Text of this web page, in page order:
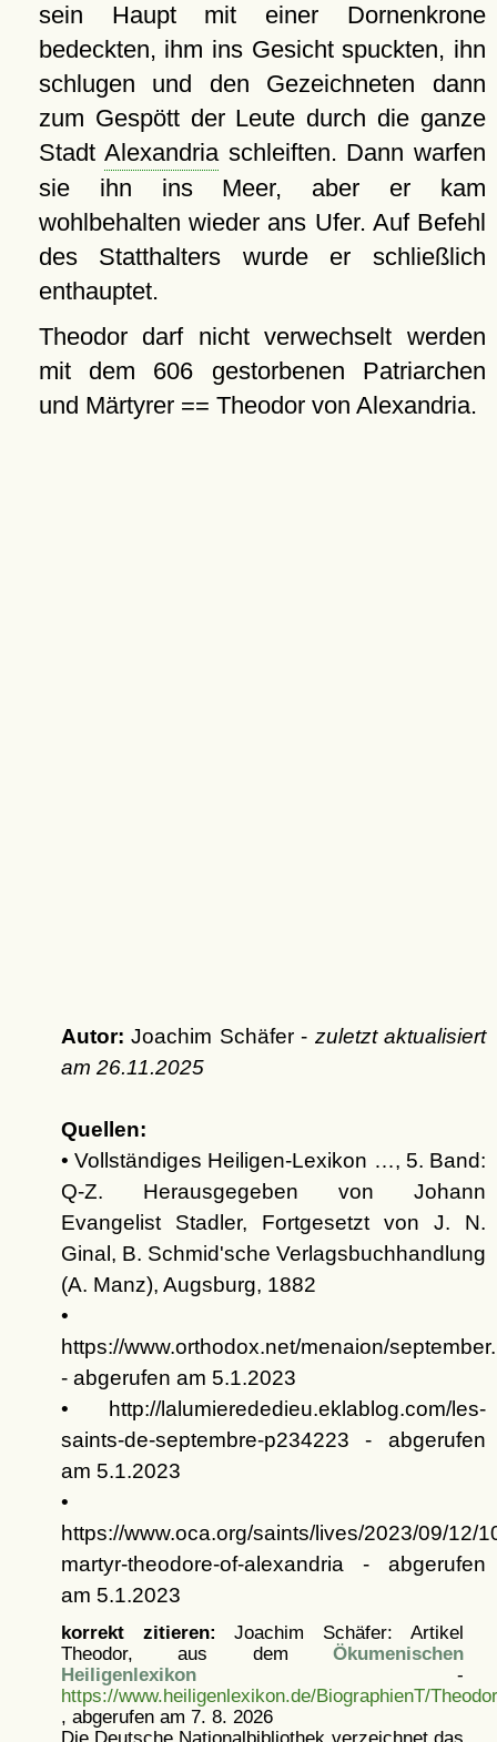
sein Haupt mit einer Dornenkrone
bedeckten, ihm ins Gesicht spuckten, ihn
schlugen und den Gezeichneten dann
zum Gespött der Leute durch die ganze
StadtAlexandriaschleiften. Dann warfen
sie ihn ins Meer, aber er kam
wohlbehalten wieder ans Ufer. Auf Befehl
des Statthalters wurde er schließlich
enthauptet.
Theodor darf nicht verwechselt werden
mit dem 606 gestorbenen Patriarchen
und Märtyrer == Theodor von Alexandria.
Autor: Joachim Schäfer - zuletzt aktualisiert
am 26.11.2025
Quellen:
• Vollständiges Heiligen-Lexikon …, 5. Band:
Q-Z. Herausgegeben von Johann
Evangelist Stadler, Fortgesetzt von J. N.
Ginal, B. Schmid'sche Verlagsbuchhandlung
(A. Manz), Augsburg, 1882
•
https://www.orthodox.net/menaion/
- abgerufen am 5.1.2023
• http://lalumierededieu.eklablog.com/les-
saints-de-septembre-p234223 - abgerufen
am 5.1.2023
•
https://www.oca.org/saints/lives/2023/09/12/
martyr-theodore-of-alexandria - abgerufen
am 5.1.2023
korrekt zitieren: Joachim Schäfer: Artikel
Theodor, aus dem Ökumenischen
Heiligenlexikon-
https://www.heiligenlexikon.de/BiographienT/
, abgerufen am 7. 8. 2026
Die Deutsche Nationalbibliothek verzeichnet das